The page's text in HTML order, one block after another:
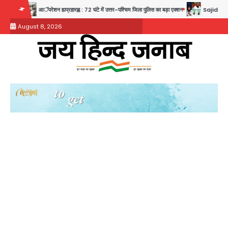
content
आॅपरेशन ह्यप्रहारह्ण : 72 घंटे में उत्तर-पश्चिम जिला पुलिस का बड़ा एक्शन Sajid Rashidi’s
August 8, 2026